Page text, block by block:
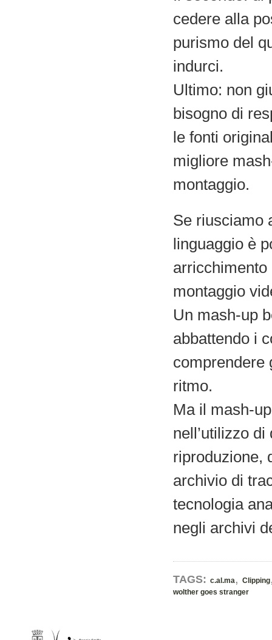
cedere alla
purismo del
indurci.
Ultimo: non
bisogno di
le fonti
migliore
montaggio.
Se riusciamo
linguaggio è
montaggio
Un mash-up
abbattendo i
comprendere
ritmo.
Ma il mash-
nell’utilizzo
riproduzione,
archivio di
tecnologia
negli archivi
TAGS: c.al.ma, Clipping
wolther goes stranger